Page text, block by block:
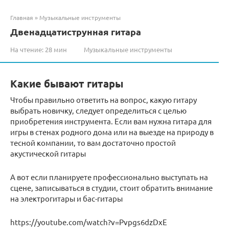
Главная » Музыкальные инструменты
Двенадцатиструнная гитара
На чтение: 28 мин Музыкальные инструменты
Какие бывают гитары
Чтобы правильно ответить на вопрос, какую гитару
выбрать новичку, следует определиться с целью
приобретения инструмента. Если вам нужна гитара для
игры в стенах родного дома или на выезде на природу в
тесной компании, то вам достаточно простой
акустической гитары
А вот если планируете профессионально выступать на
сцене, записываться в студии, стоит обратить внимание
на электрогитары и бас-гитары
https://youtube.com/watch?v=Pvpgs6dzDxE